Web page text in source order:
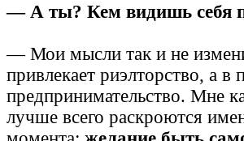
— А ты? Кем видишь себя
— Мои мысли так и не
привлекает риэлторство, а в
предпринимательство. Мне
лучше всего раскроются